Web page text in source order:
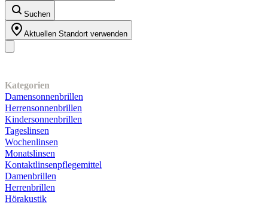
Suchen
Aktuellen Standort verwenden
Kategorien
Damensonnenbrillen
Herrensonnenbrillen
Kindersonnenbrillen
Tageslinsen
Wochenlinsen
Monatslinsen
Kontaktlinsenpflegemittel
Damenbrillen
Herrenbrillen
Hörakustik